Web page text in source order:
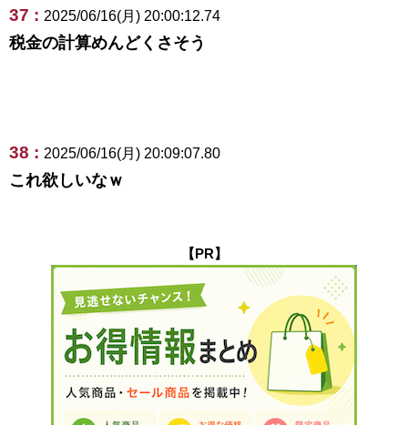
37 : 2025/06/16(月) 20:00:12.74
税金の計算めんどくさそう
38 : 2025/06/16(月) 20:09:07.80
これ欲しいなｗ
【PR】